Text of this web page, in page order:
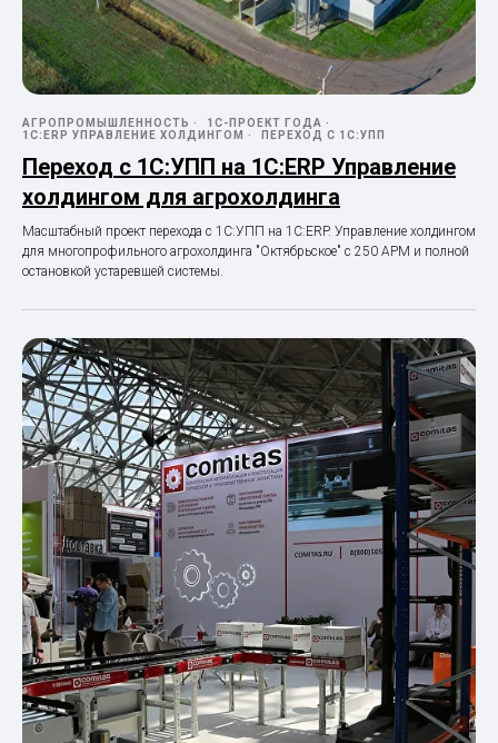
АГРОПРОМЫШЛЕННОСТЬ
1С-ПРОЕКТ ГОДА
1С:ERP УПРАВЛЕНИЕ ХОЛДИНГОМ
ПЕРЕХОД С 1С:УПП
Переход с 1С:УПП на 1С:ERP Управление
холдингом для агрохолдинга
Масштабный проект перехода с 1С:УПП на 1С:ERP. Управление холдингом
для многопрофильного агрохолдинга "Октябрьское" с 250 АРМ и полной
остановкой устаревшей системы.